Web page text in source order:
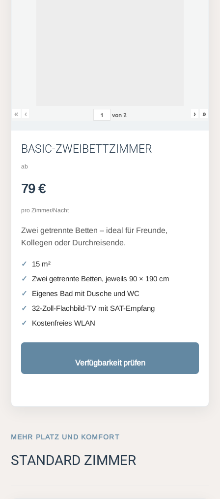
« ‹ von 2 › »
BASIC-ZWEIBETTZIMMER
ab
79 €
pro Zimmer/Nacht
Zwei getrennte Betten – ideal für Freunde,
Kollegen oder Durchreisende.
15 m²
Zwei getrennte Betten, jeweils 90 × 190 cm
Eigenes Bad mit Dusche und WC
32-Zoll-Flachbild-TV mit SAT-Empfang
Kostenfreies WLAN
Verfügbarkeit prüfen
MEHR PLATZ UND KOMFORT
STANDARD ZIMMER